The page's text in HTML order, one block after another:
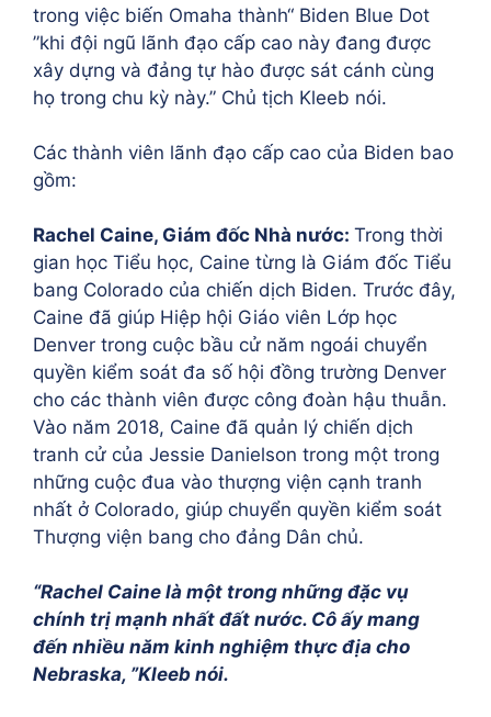
trong việc biến Omaha thành“ Biden Blue Dot
”khi đội ngũ lãnh đạo cấp cao này đang được
xây dựng và đảng tự hào được sát cánh cùng
họ trong chu kỳ này.” Chủ tịch Kleeb nói.
Các thành viên lãnh đạo cấp cao của Biden bao
gồm:
Rachel Caine, Giám đốc Nhà nước: Trong thời
gian học Tiểu học, Caine từng là Giám đốc Tiểu
bang Colorado của chiến dịch Biden. Trước đây,
Caine đã giúp Hiệp hội Giáo viên Lớp học
Denver trong cuộc bầu cử năm ngoái chuyển
quyền kiểm soát đa số hội đồng trường Denver
cho các thành viên được công đoàn hậu thuẫn.
Vào năm 2018, Caine đã quản lý chiến dịch
tranh cử của Jessie Danielson trong một trong
những cuộc đua vào thượng viện cạnh tranh
nhất ở Colorado, giúp chuyển quyền kiểm soát
Thượng viện bang cho đảng Dân chủ.
“Rachel Caine là một trong những đặc vụ
chính trị mạnh nhất đất nước. Cô ấy mang
đến nhiều năm kinh nghiệm thực địa cho
Nebraska, ”Kleeb nói.